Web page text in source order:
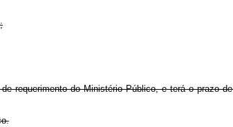
requerimento do Ministério Público, e terá o prazo